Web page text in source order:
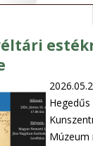
Múzeum